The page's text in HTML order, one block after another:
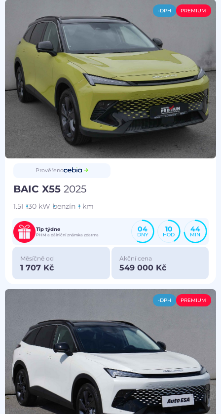
-DPH PREMIUM
Prověřeno
BAIC X552025
1.5I 130 kW benzín 1 km
Tip týdne
PHM a dálniční známka zdarma
04
DNY
10
HOD
44
MIN
Měsíčně od
1 707 Kč
Akční cena
549 000 Kč
-DPH PREMIUM